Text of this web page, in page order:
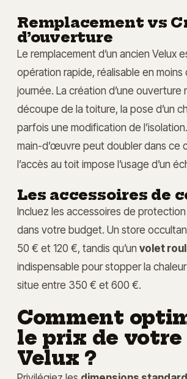
Remplacement vs
d’ouverture
Le remplacement d’un ancien Velux
opération rapide, réalisable en moins
journée. La création d’une ouverture
découpe de la toiture, la pose d’un
parfois une modification de
main-d’œuvre peut doubler dans ce
l’accès au toit impose l’usage d’un
Les accessoires de
Incluez les accessoires de
dans votre budget. Un store
50 € et 120 €, tandis qu’un volet
indispensable pour stopper la
situe entre 350 € et 600 €.
Comment
le prix de
Velux ?